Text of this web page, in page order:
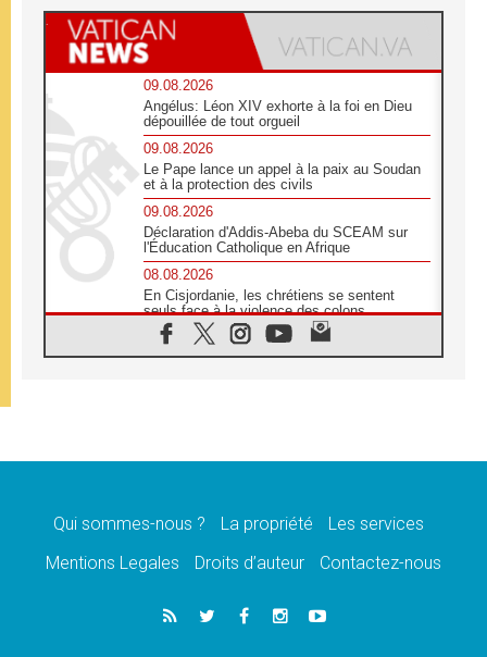
09.08.2026
Angélus: Léon XIV exhorte à la foi en Dieu
dépouillée de tout orgueil
09.08.2026
Le Pape lance un appel à la paix au Soudan
et à la protection des civils
09.08.2026
Déclaration d'Addis-Abeba du SCEAM sur
l'Éducation Catholique en Afrique
08.08.2026
En Cisjordanie, les chrétiens se sentent
seuls face à la violence des colons
08.08.2026
Léon XIV au sanctuaire de Notre Dame du
08.08.2026
08.08.2026
catholiques
Au Bangladesh, l'Église accompagne les
Dalits sur le chemin de la dignité
Qui sommes-nous ? La propriété
Les services
Mentions Legales
Droits d’auteur Contactez-nous